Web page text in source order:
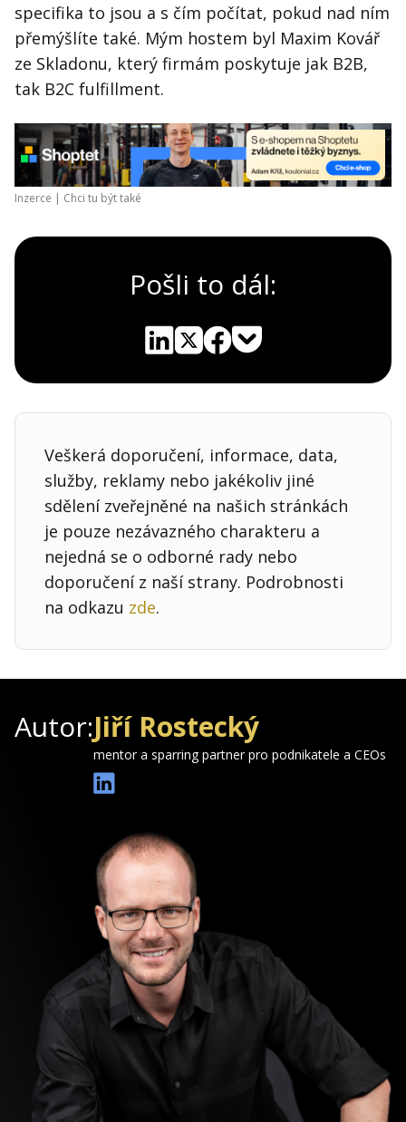
specifika to jsou a s čím počítat, pokud nad ním
přemýšlíte také. Mým hostem byl Maxim Kovář
ze Skladonu, který firmám poskytuje jak B2B,
tak B2C fulfillment.
Inzerce | Chci tu být také
Pošli to dál:
Veškerá doporučení, informace, data,
služby, reklamy nebo jakékoliv jiné
sdělení zveřejněné na našich stránkách
je pouze nezávazného charakteru a
nejedná se o odborné rady nebo
doporučení z naší strany. Podrobnosti
na odkazu zde.
Autor:Jiří Rostecký
mentor a sparring partner pro podnikatele a CEOs